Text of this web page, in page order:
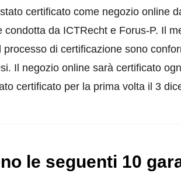
certificato come negozio online
da ICTRecht e Forus-P. Il
di certificazione sono
Il negozio online sarà certificato
certificato per la prima volta il 3
le seguenti 10